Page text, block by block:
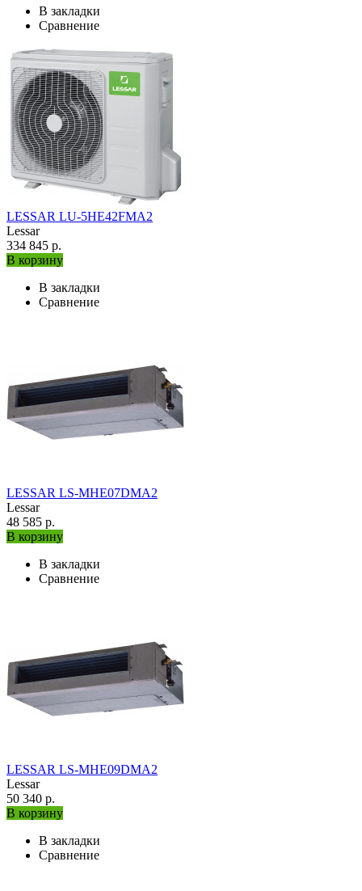
В закладки
Сравнение
LESSAR LU-5HE42FMA2
Lessar
334 845 р.
В корзину
В закладки
Сравнение
LESSAR LS-MHE07DMA2
Lessar
48 585 р.
В корзину
В закладки
Сравнение
LESSAR LS-MHE09DMA2
Lessar
50 340 р.
В корзину
В закладки
Сравнение